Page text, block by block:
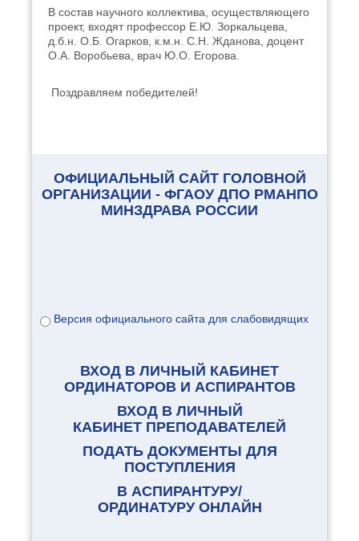
В состав научного коллектива, осуществляющего
проект, входят профессор Е.Ю. Зоркальцева,
д.б.н. О.Б. Огарков, к.м.н. С.Н. Жданова, доцент
О.А. Воробьева, врач Ю.О. Егорова.
Поздравляем победителей!
ОФИЦИАЛЬНЫЙ САЙТ ГОЛОВНОЙ
ОРГАНИЗАЦИИ - ФГАОУ ДПО РМАНПО
МИНЗДРАВА РОССИИ
Версия официального сайта для слабовидящих
ВХОД В ЛИЧНЫЙ КАБИНЕТ
ОРДИНАТОРОВ И АСПИРАНТОВ
ВХОД В ЛИЧНЫЙ
КАБИНЕТ ПРЕПОДАВАТЕЛЕЙ
ПОДАТЬ ДОКУМЕНТЫ ДЛЯ
ПОСТУПЛЕНИЯ
В АСПИРАНТУРУ/
ОРДИНАТУРУ ОНЛАЙН